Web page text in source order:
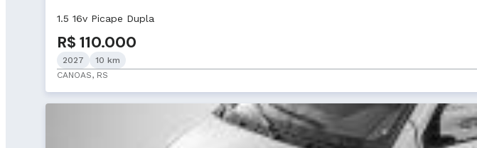
1.5 16v Picape Dupla
R$ 110.000
2027
10 km
CANOAS, RS